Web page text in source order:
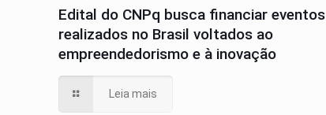
Edital do CNPq busca financiar eventos
realizados no Brasil voltados ao
empreendedorismo e à inovação
Leia mais